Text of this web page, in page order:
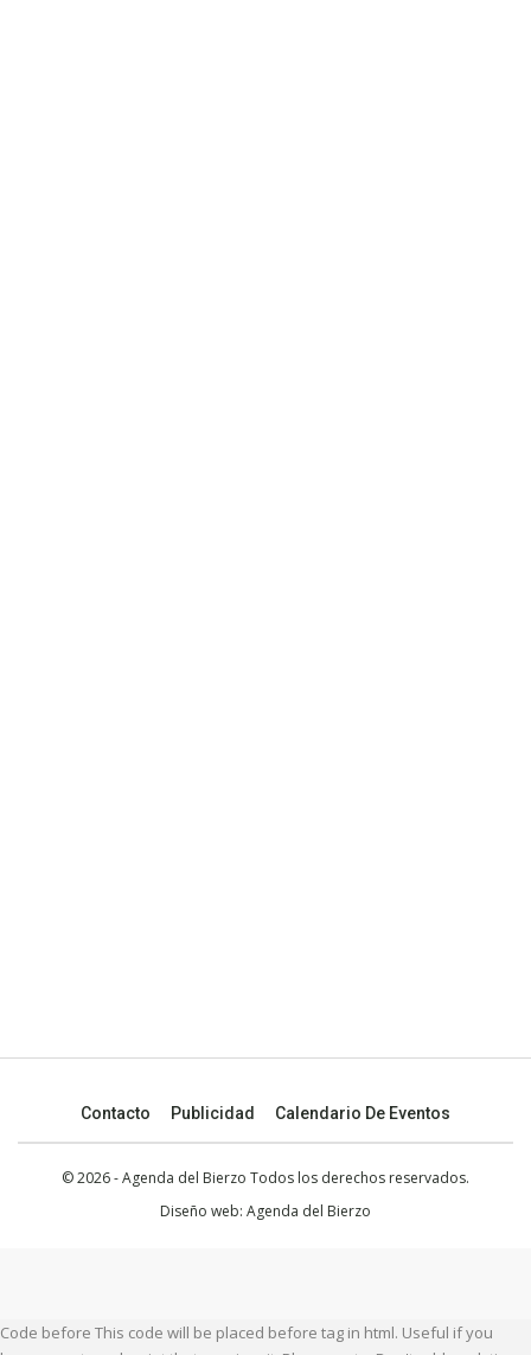
Contacto Publicidad Calendario De Eventos
© 2026 - Agenda del Bierzo Todos los derechos reservados.
Diseño web: Agenda del Bierzo
Code before This code will be placed before tag in html. Useful if you